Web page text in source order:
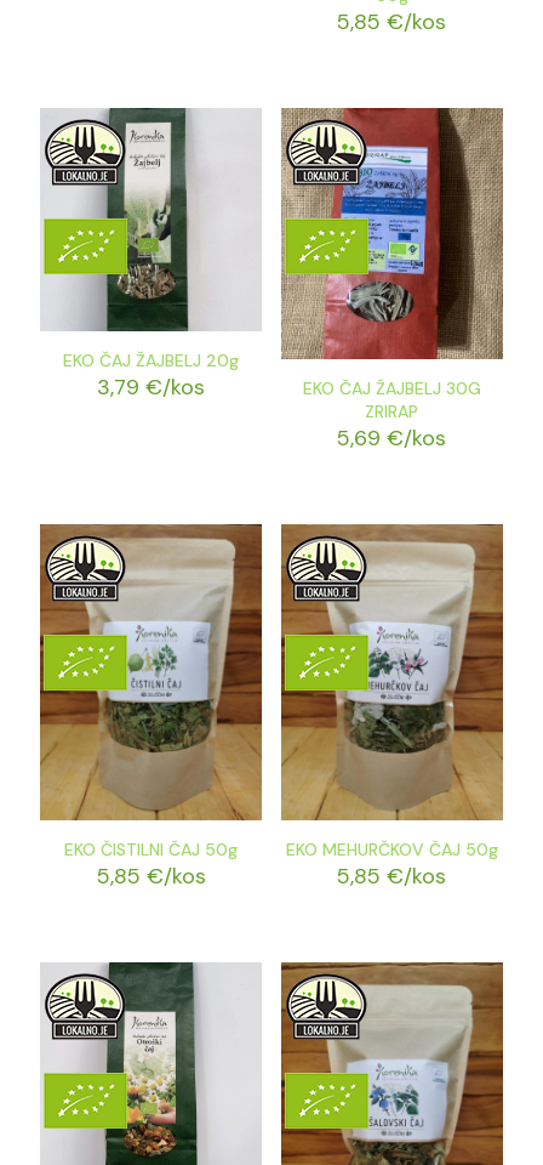
5,85€/kos
EKO ČAJ ŽAJBELJ 20g
3,79€/kos
EKO ČAJ ŽAJBELJ 30G
ZRIRAP
5,69€/kos
EKO ČISTILNI ČAJ 50g
5,85 €/kos
EKO MEHURČKOV ČAJ 50g
5,85€/kos